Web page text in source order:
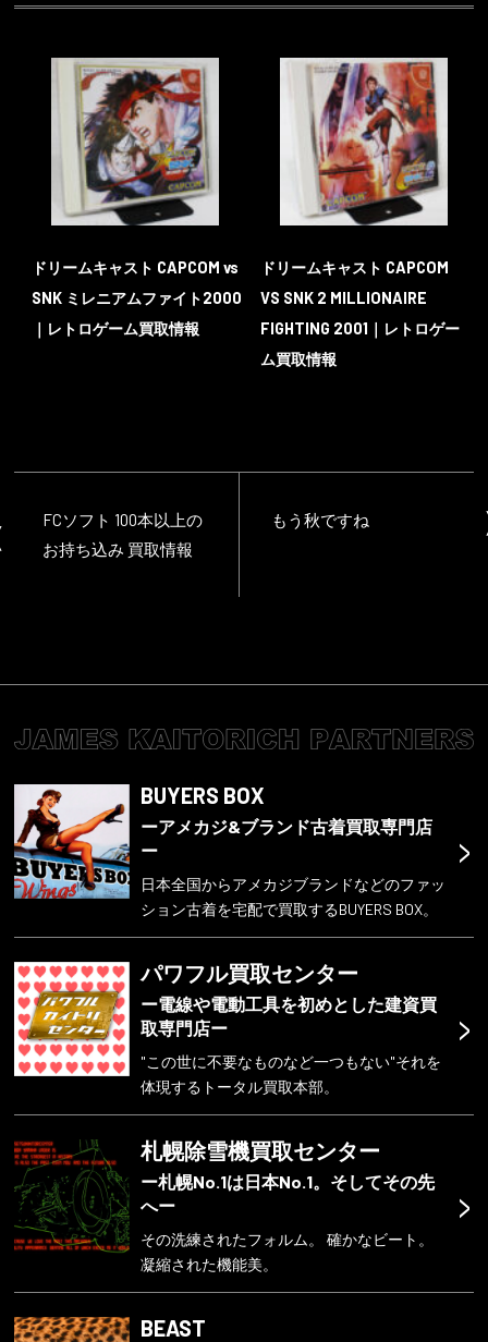
ドリームキャスト CAPCOM vs
SNK ミレニアムファイト2000
｜レトロゲーム買取情報
ドリームキャスト CAPCOM
VS SNK 2 MILLIONAIRE
FIGHTING 2001｜レトロゲー
ム買取情報
FCソフト 100本以上の
お持ち込み 買取情報
もう秋ですね
>
BUYERS BOX
ーアメカジ&ブランド古着買取専門店
ー
日本全国からアメカジブランドなどのファッ
ション古着を宅配で買取するBUYERS BOX。
>
パワフル買取センター
ー電線や電動工具を初めとした建資買
取専門店ー
"この世に不要なものなど一つもない"それを
体現するトータル買取本部。
>
札幌除雪機買取センター
ー札幌No.1は日本No.1。そしてその先
へー
その洗練されたフォルム。 確かなビート。
凝縮された機能美。
BEAST